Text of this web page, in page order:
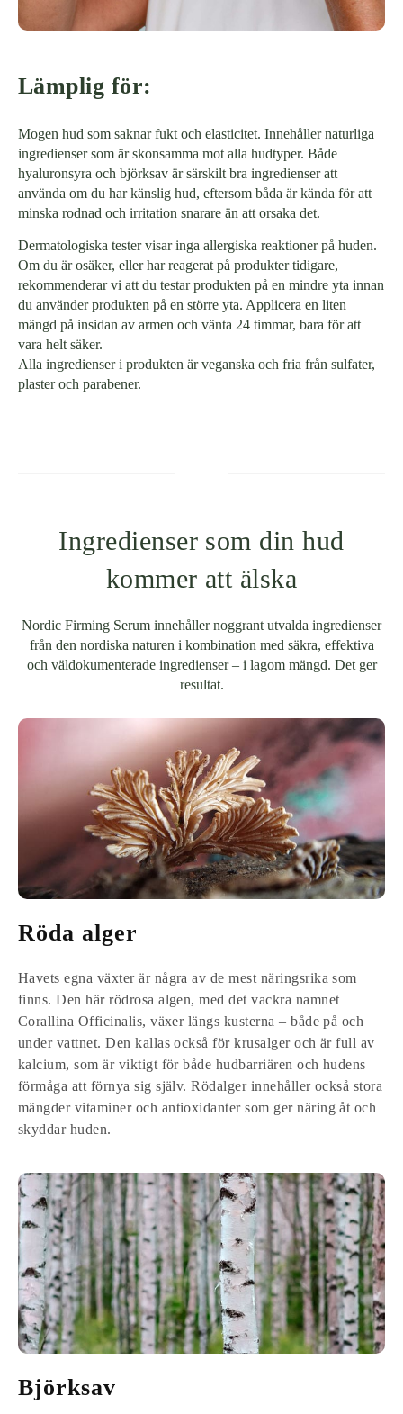
Lämplig för:
Mogen hud som saknar fukt och elasticitet. Innehåller naturliga
ingredienser som är skonsamma mot alla hudtyper. Både
hyaluronsyra och björksav är särskilt bra ingredienser att
använda om du har känslig hud, eftersom båda är kända för att
minska rodnad och irritation snarare än att orsaka det.
Dermatologiska tester visar inga allergiska reaktioner på huden.
Om du är osäker, eller har reagerat på produkter tidigare,
rekommenderar vi att du testar produkten på en mindre yta innan
du använder produkten på en större yta. Applicera en liten
mängd på insidan av armen och vänta 24 timmar, bara för att
vara helt säker.
Alla ingredienser i produkten är veganska och fria från sulfater,
plaster och parabener.
Ingredienser som din hud
kommer att älska
Nordic Firming Serum innehåller noggrant utvalda ingredienser
från den nordiska naturen i kombination med säkra, effektiva
och väldokumenterade ingredienser – i lagom mängd. Det ger
resultat.
Röda alger
Havets egna växter är några av de mest näringsrika som
finns. Den här rödrosa algen, med det vackra namnet
Corallina Officinalis, växer längs kusterna – både på och
under vattnet. Den kallas också för krusalger och är full av
kalcium, som är viktigt för både hudbarriären och hudens
förmåga att förnya sig själv. Rödalger innehåller också stora
mängder vitaminer och antioxidanter som ger näring åt och
skyddar huden.
Björksav